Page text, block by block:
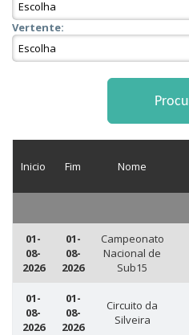
Vertente:
Inicio Fim Nome
01-
08-
2026
01-
08-
2026
Campeonato
Nacional de
Sub15
01-
08-
2026
01-
08-
2026
Circuito da
Silveira